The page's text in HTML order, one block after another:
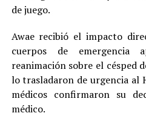
de juego.
Awae recibió el impacto
cuerpos de emergencia
reanimación sobre el césped
lo trasladaron de urgencia al
médicos confirmaron su
médico.